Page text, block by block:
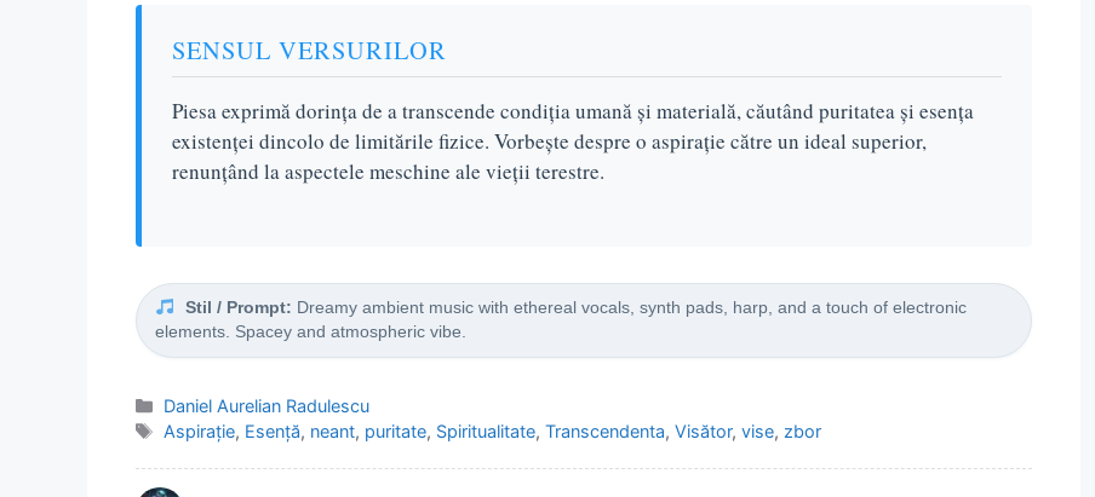
SENSUL VERSURILOR
Piesa exprimă dorința de a transcende condiția umană și materială, căutând puritatea și esența
existenței dincolo de limitările fizice. Vorbește despre o aspirație către un ideal superior,
renunțând la aspectele meschine ale vieții terestre.
Stil / Prompt: Dreamy ambient music with ethereal vocals, synth pads, harp, and a touch of electronic
elements. Spacey and atmospheric vibe.
Categorii
Daniel Aurelian Radulescu
Etichete
Aspirație, Esență, neant, puritate, Spiritualitate,Transcendenta,Visător,vise, zbor